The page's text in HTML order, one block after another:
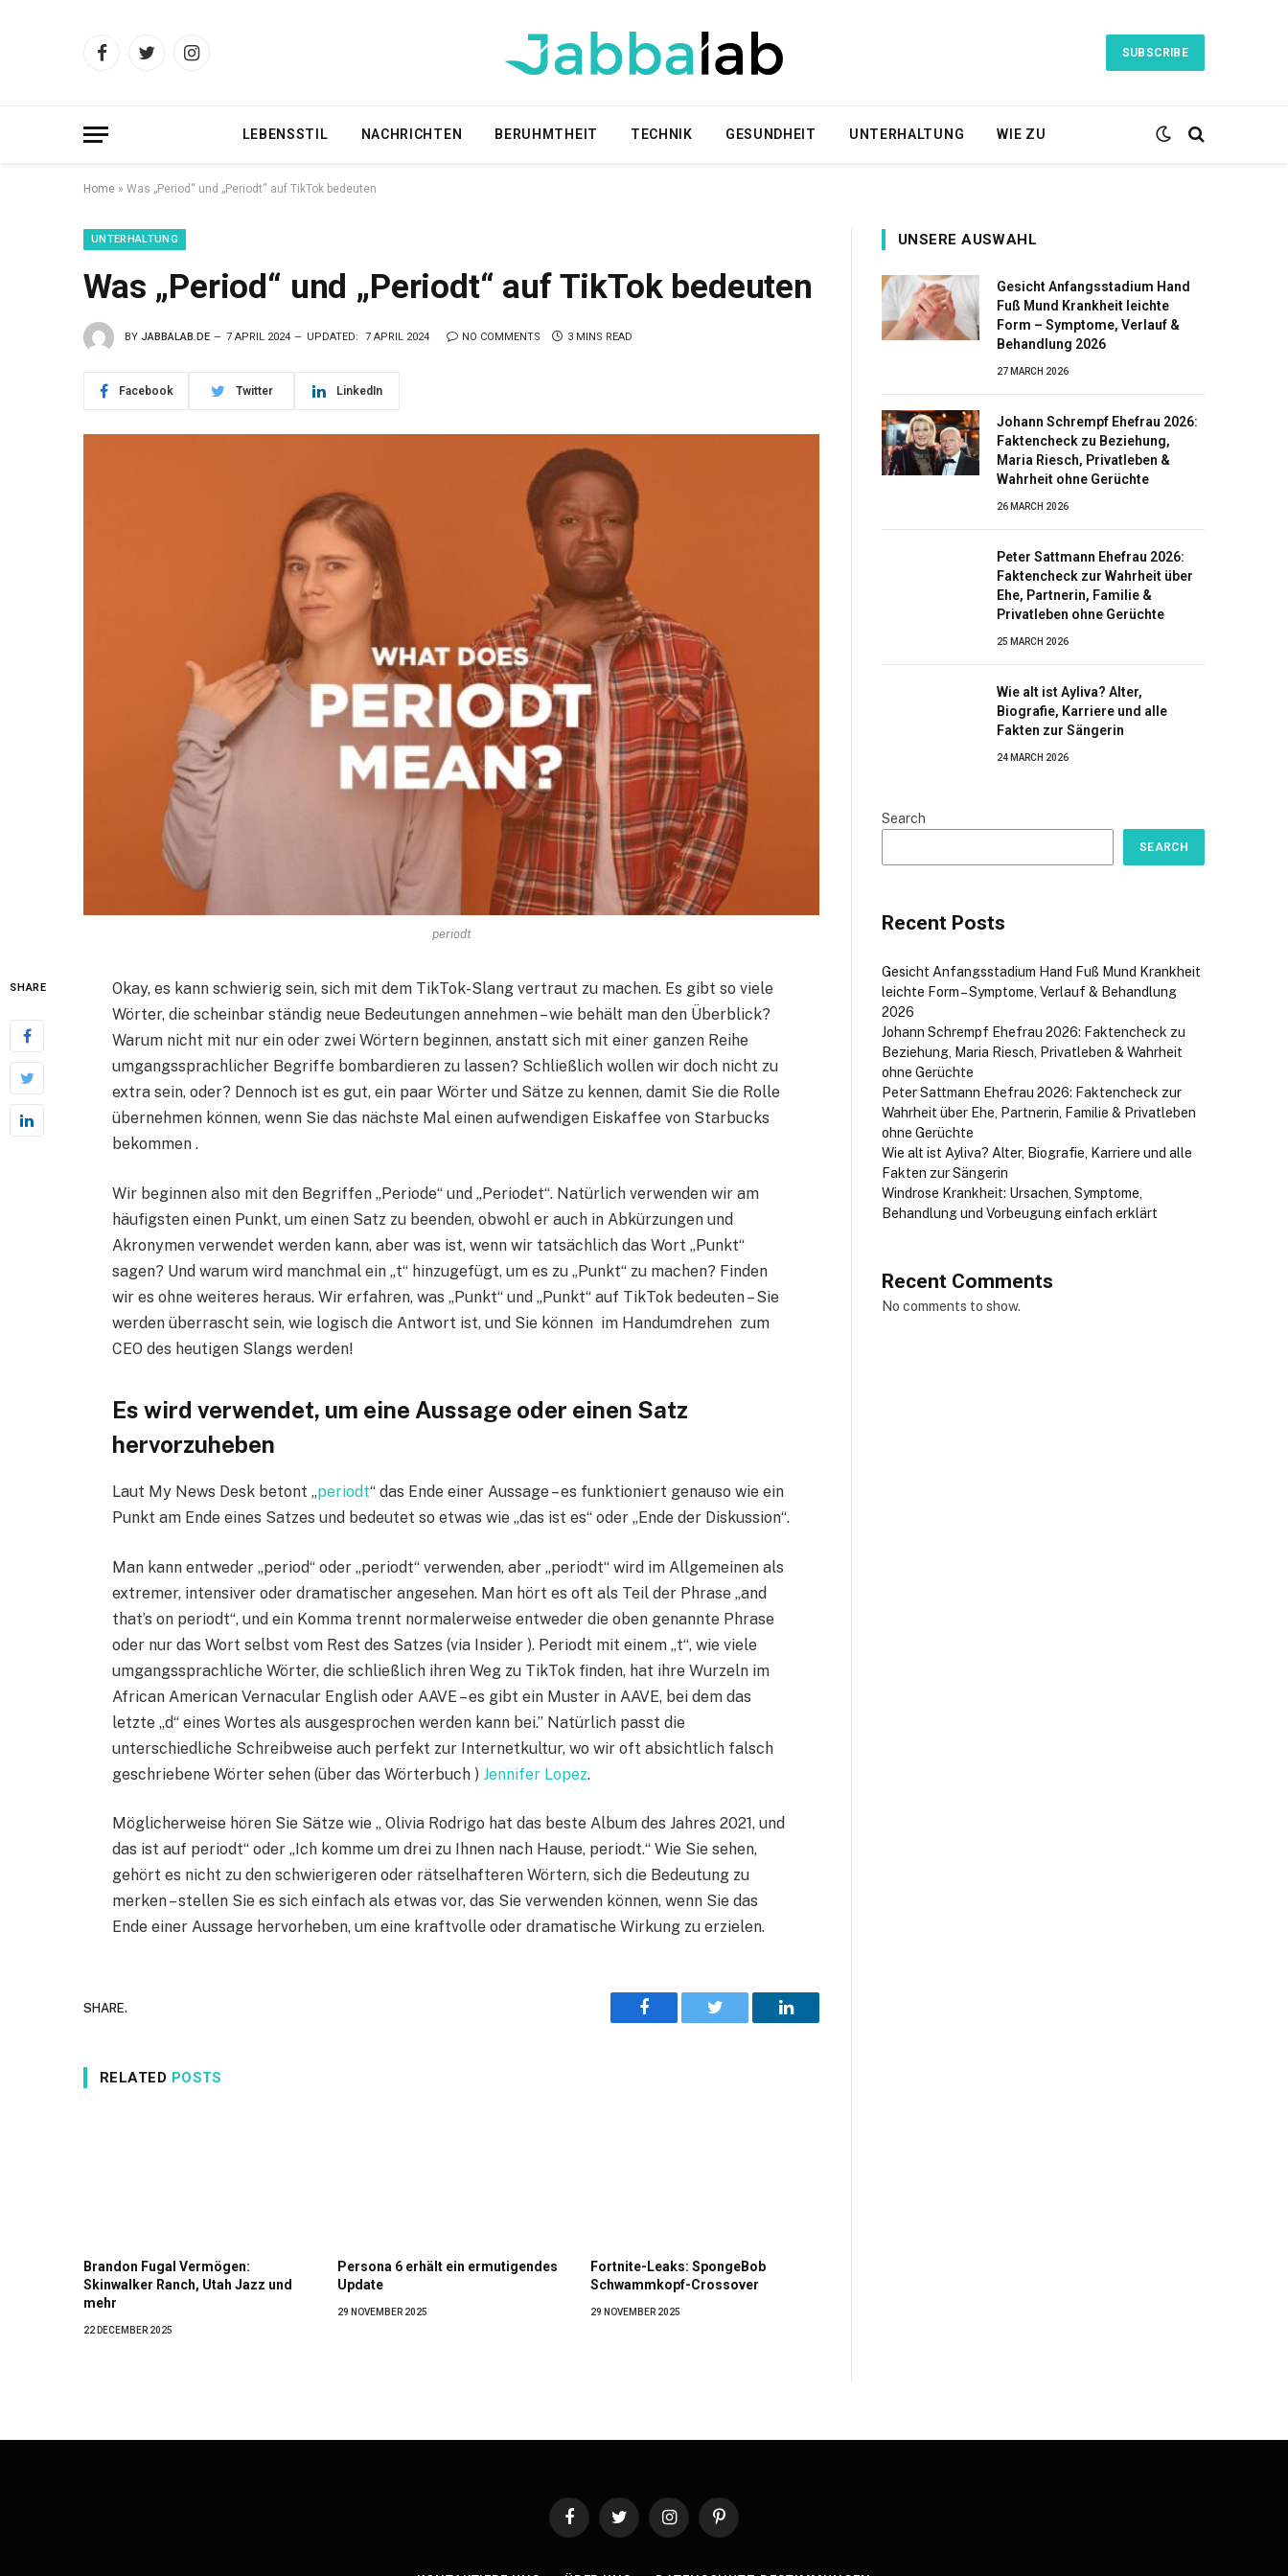
FacebookTwitterInstagram
SUBSCRIBE
LEBENSSTIL NACHRICHTEN BERUHMTHEIT TECHNIK GESUNDHEIT UNTERHALTUNG WIE ZU
Home » Was „Period“ und „Periodt“ auf TikTok bedeuten
UNTERHALTUNG
Was „Period“ und „Periodt“ auf TikTok bedeuten
BY JABBALAB.DE 7 APRIL 2024 UPDATED: 7 APRIL 2024 NO COMMENTS 3 MINS READ
Facebook Twitter LinkedIn
periodt
SHARE
Okay, es kann schwierig sein, sich mit dem TikTok-Slang vertraut zu machen. Es gibt so viele
Wörter, die scheinbar ständig neue Bedeutungen annehmen – wie behält man den Überblick?
Warum nicht mit nur ein oder zwei Wörtern beginnen, anstatt sich mit einer ganzen Reihe
umgangssprachlicher Begriffe bombardieren zu lassen? Schließlich wollen wir doch nicht zu
extra sein, oder? Dennoch ist es gut, ein paar Wörter und Sätze zu kennen, damit Sie die Rolle
übernehmen können, wenn Sie das nächste Mal einen aufwendigen Eiskaffee von Starbucks
bekommen .
Wir beginnen also mit den Begriffen „Periode“ und „Periodet“. Natürlich verwenden wir am
häufigsten einen Punkt, um einen Satz zu beenden, obwohl er auch in Abkürzungen und
Akronymen verwendet werden kann, aber was ist, wenn wir tatsächlich das Wort „Punkt“
sagen? Und warum wird manchmal ein „t“ hinzugefügt, um es zu „Punkt“ zu machen? Finden
wir es ohne weiteres heraus. Wir erfahren, was „Punkt“ und „Punkt“ auf TikTok bedeuten – Sie
werden überrascht sein, wie logisch die Antwort ist, und Sie können im Handumdrehen zum
CEO des heutigen Slangs werden!
Es wird verwendet, um eine Aussage oder einen Satz
hervorzuheben
Laut My News Desk betont „periodt“ das Ende einer Aussage – es funktioniert genauso wie ein
Punkt am Ende eines Satzes und bedeutet so etwas wie „das ist es“ oder „Ende der Diskussion“.
Man kann entweder „period“ oder „periodt“ verwenden, aber „periodt“ wird im Allgemeinen als
extremer, intensiver oder dramatischer angesehen. Man hört es oft als Teil der Phrase „and
that’s on periodt“, und ein Komma trennt normalerweise entweder die oben genannte Phrase
oder nur das Wort selbst vom Rest des Satzes (via Insider ). Periodt mit einem „t“, wie viele
umgangssprachliche Wörter, die schließlich ihren Weg zu TikTok finden, hat ihre Wurzeln im
African American Vernacular English oder AAVE – es gibt ein Muster in AAVE, bei dem das
letzte „d“ eines Wortes als ausgesprochen werden kann bei.” Natürlich passt die
unterschiedliche Schreibweise auch perfekt zur Internetkultur, wo wir oft absichtlich falsch
geschriebene Wörter sehen (über das Wörterbuch )Jennifer Lopez.
Möglicherweise hören Sie Sätze wie „ Olivia Rodrigo hat das beste Album des Jahres 2021, und
das ist auf periodt“ oder „Ich komme um drei zu Ihnen nach Hause, periodt.“ Wie Sie sehen,
gehört es nicht zu den schwierigeren oder rätselhafteren Wörtern, sich die Bedeutung zu
merken – stellen Sie es sich einfach als etwas vor, das Sie verwenden können, wenn Sie das
Ende einer Aussage hervorheben, um eine kraftvolle oder dramatische Wirkung zu erzielen.
SHARE.
Facebook Twitter LinkedIn
RELATED POSTS
Brandon Fugal Vermögen:
Skinwalker Ranch, Utah Jazz und
mehr
22 DECEMBER 2025
Persona 6 erhält ein ermutigendes
Update
29 NOVEMBER 2025
Fortnite-Leaks: SpongeBob
Schwammkopf-Crossover
29 NOVEMBER 2025
UNSERE AUSWAHL
Gesicht Anfangsstadium Hand
Fuß Mund Krankheit leichte
Form – Symptome, Verlauf &
Behandlung 2026
27 MARCH 2026
Johann Schrempf Ehefrau 2026:
Faktencheck zu Beziehung,
Maria Riesch, Privatleben &
Wahrheit ohne Gerüchte
26 MARCH 2026
Peter Sattmann Ehefrau 2026:
Faktencheck zur Wahrheit über
Ehe, Partnerin, Familie &
Privatleben ohne Gerüchte
25 MARCH 2026
Wie alt ist Ayliva? Alter,
Biografie, Karriere und alle
Fakten zur Sängerin
24 MARCH 2026
Search
SEARCH
Recent Posts
Gesicht Anfangsstadium Hand Fuß Mund Krankheit
leichte Form – Symptome, Verlauf & Behandlung
2026
Johann Schrempf Ehefrau 2026: Faktencheck zu
Beziehung, Maria Riesch, Privatleben & Wahrheit
ohne Gerüchte
Peter Sattmann Ehefrau 2026: Faktencheck zur
Wahrheit über Ehe, Partnerin, Familie & Privatleben
ohne Gerüchte
Wie alt ist Ayliva? Alter, Biografie, Karriere und alle
Fakten zur Sängerin
Windrose Krankheit: Ursachen, Symptome,
Behandlung und Vorbeugung einfach erklärt
Recent Comments
No comments to show.
FacebookTwitter InstagramPinterest